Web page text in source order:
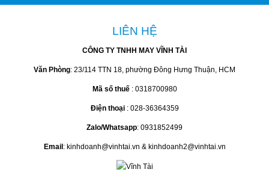
LIÊN HỆ
CÔNG TY TNHH MAY VĨNH TÀI
Văn Phòng: 23/114 TTN 18, phường Đông Hưng Thuận, HCM
Mã số thuế : 0318700980
Điện thoại : 028-36364359
Zalo/Whatsapp: 0931852499
Email : kinhdoanh@vinhtai.vn & kinhdoanh2@vinhtai.vn